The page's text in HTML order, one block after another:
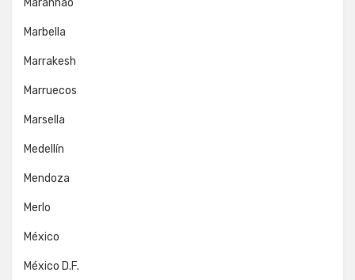
Maranhão
Marbella
Marrakesh
Marruecos
Marsella
Medellín
Mendoza
Merlo
México
México D.F.